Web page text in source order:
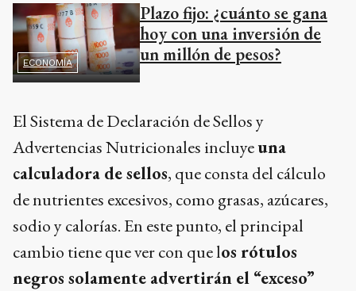
ECONOMÍA
Plazo fijo: ¿cuánto se gana
hoy con una inversión de
un millón de pesos?
El Sistema de Declaración de Sellos y
Advertencias Nutricionales incluyeuna
calculadora de sellos, que consta del cálculo
de nutrientes excesivos, como grasas, azúcares,
sodio y calorías. En este punto, el principal
cambio tiene que ver con que los rótulos
negros solamente advertirán el “exceso”